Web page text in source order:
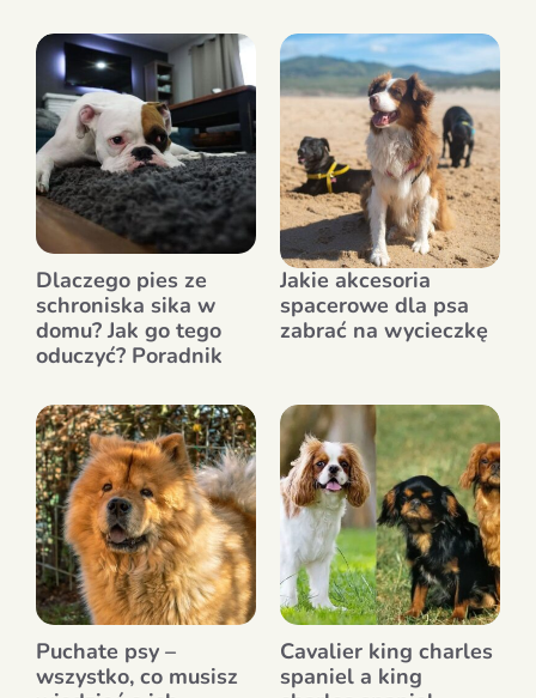
Dlaczego pies ze
schroniska sika w
domu? Jak go tego
oduczyć? Poradnik
Jakie akcesoria
spacerowe dla psa
zabrać na wycieczkę
Puchate psy –
wszystko, co musisz
Cavalier king charles
spaniel a king